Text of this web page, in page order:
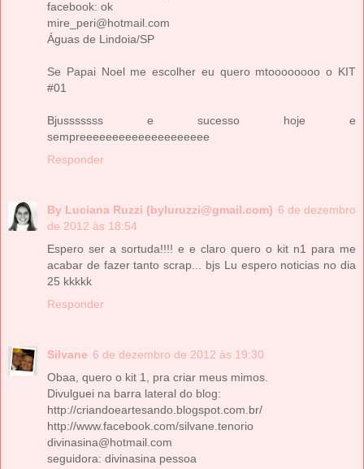
facebook: ok
mire_peri@hotmail.com
Águas de Lindoia/SP
Se Papai Noel me escolher eu quero mtoooooooo o KIT
#01
Bjusssssss e sucesso hoje e
sempreeeeeeeeeeeeeeeeeeee
Responder
By Luciana Ruzzi (byluruzzi@gmail.com) 6 de dezembro
de 2012 às 18:54
Espero ser a sortuda!!!! e e claro quero o kit n1 para me
acabar de fazer tanto scrap... bjs Lu espero noticias no dia
25 kkkkk
Responder
Silvane 6 de dezembro de 2012 às 19:30
Obaa, quero o kit 1, pra criar meus mimos.
Divulguei na barra lateral do blog:
http://criandoeartesando.blogspot.com.br/
http://www.facebook.com/silvane.tenorio
divinasina@hotmail.com
seguidora: divinasina pessoa